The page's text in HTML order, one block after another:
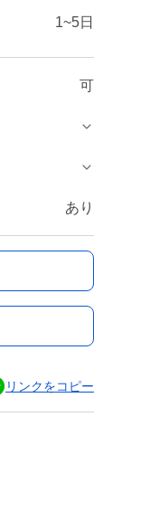
1~5日
可
あり
リンクをコピー